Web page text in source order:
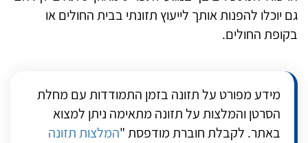
גם יוכלו להפנות אותך לייעוץ תזונתי בבית החולים או
בקופת החולים.
מידע מפורט על תזונה בזמן התמודדות עם מחלת
הסרטן והמלצות על תזונה מתאימה ניתן למצוא
באתר. לקבלת חוברת מודפסת "המלצות תזונה